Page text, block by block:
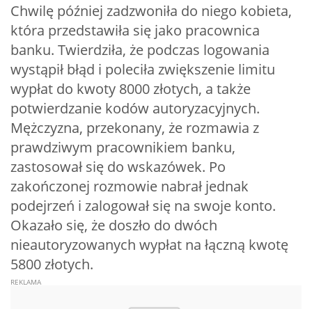
Chwilę później zadzwoniła do niego kobieta,
która przedstawiła się jako pracownica
banku. Twierdziła, że podczas logowania
wystąpił błąd i poleciła zwiększenie limitu
wypłat do kwoty 8000 złotych, a także
potwierdzanie kodów autoryzacyjnych.
Mężczyzna, przekonany, że rozmawia z
prawdziwym pracownikiem banku,
zastosował się do wskazówek. Po
zakończonej rozmowie nabrał jednak
podejrzeń i zalogował się na swoje konto.
Okazało się, że doszło do dwóch
nieautoryzowanych wypłat na łączną kwotę
5800 złotych.